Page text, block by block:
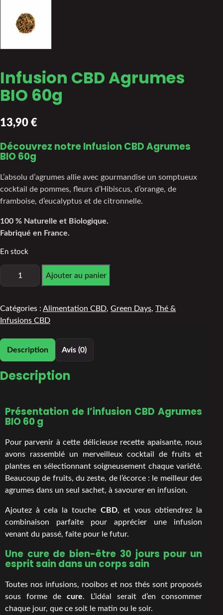
Infusion CBD Agrumes
BIO 60g
13,90 €
Découvrez notre Infusion CBD Agrumes
BIO 60g
L’absolu d’agrumes allie avec gourmandise un somptueux
cocktail de pommes, fleurs d’Hibiscus, d’orange, de
framboise, d’eucalyptus et de citronnelle.
100 % Naturelle et Biologique.
Fabriqué en France.
En stock
Ajouter au panier
Catégories : Alimentation CBD, Green Days, Thé &
Infusions CBD
Description Avis (0)
Description
Présentation de l’infusion CBD Agrumes
BIO 60 g
Pour parvenir à cette délicieuse recette apaisante, nous
avons rassemblé un merveilleux cocktail de fruits et
plantes en sélectionnant soigneusement chaque variété.
Beaucoup de fruits, du zeste, de l’écorce : le meilleur des
agrumes dans un seul sachet, à savourer en infusion.
Ajoutez à cela la touche CBD, et vous obtiendrez la
combinaison parfaite pour apprécier une infusion
venant du passé, faite pour le futur.
Une cure de bien-être 30 jours pour un
esprit sain dans un corps sain
Toutes nos infusions, rooibos et nos thés sont proposés
sous forme decure. L’idéal serait d’en consommer
chaque jour, que ce soit le matin ou le soir.